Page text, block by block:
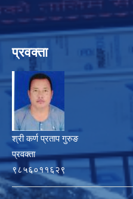
प्रवक्ता
श्री कर्ण प्रताप गुरुङ
प्रवक्ता
९८५६०११६२९